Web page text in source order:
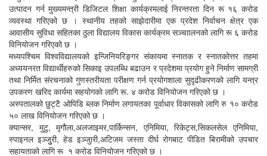
उत्पादन गर्न मुख्यमन्त्री डिजिटल शिक्षा कार्यक्रमलाई निरन्तरता दिन रू १६ करोड
व्यवस्था गरिएको छ । स्थानीय तहको साझेदारीमा एक प्रदेश निर्वाचन क्षेत्र एक
आवासीय सुविधा सहितका ठुला विद्यालय विकास कार्यक्रम सञ्चाालनको लागि रू ६ करोड
विनियोजन गरिएको छ ।
मध्यपश्चिम विश्वविद्यालयको इन्जिनियरिङ्गर संकायमा स्नातक र स्नातकोत्तर तहमा
अध्ययनरत विद्यार्थीहरुको सिकाइ उपलब्धि बढाउन र प्रदेशमा प्रयोग हुने निर्माण सामग्री
तथा निर्मित संरचनाको गुणस्तरीयता परीक्षण गर्न प्रयोगशाला सुदृढीकरणको लागि यन्त्र
उपकरण खरिद कार्यमा सहयोगको लागि रू. ४ करोड विनियोजन गरिएको छ ।
अस्पतालको छुट्टै ओपिडि ब्लक निर्माण लगायतका पूर्वाधार विकासको लागि रु १० करोड
५० लाख विनियोजन गरिएको छ ।
क्यान्सर, मुटु, मृगौला,अलजाइमर,पार्किन्सन, एनिमिया, रिकेट्स,सिकलसेल एनिमिया,
स्पाइनल इञ्जुुरी, हेड इञ्जुारी,अटिजम जस्ता दीर्घ रोगबाट पीडित बिरामीको उपचार
सहायताको लागि रू १ करोड विनियोजन गरिएको छ ।